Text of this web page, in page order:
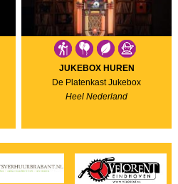
JUKEBOX HUREN
De Platenkast Jukebox
Heel Nederland